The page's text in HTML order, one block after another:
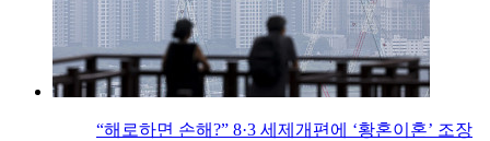
“해로하면 손해?” 8·3 세제개편에 ‘황혼이혼’ 조장